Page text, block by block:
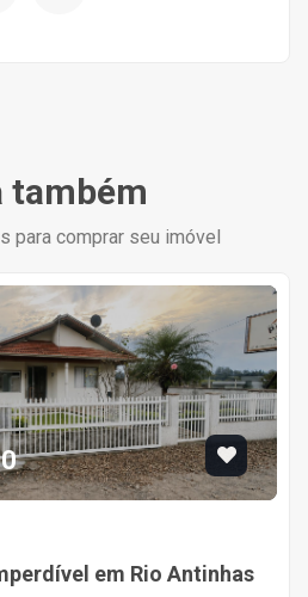
também
para comprar seu imóvel
em Rio Antinhas